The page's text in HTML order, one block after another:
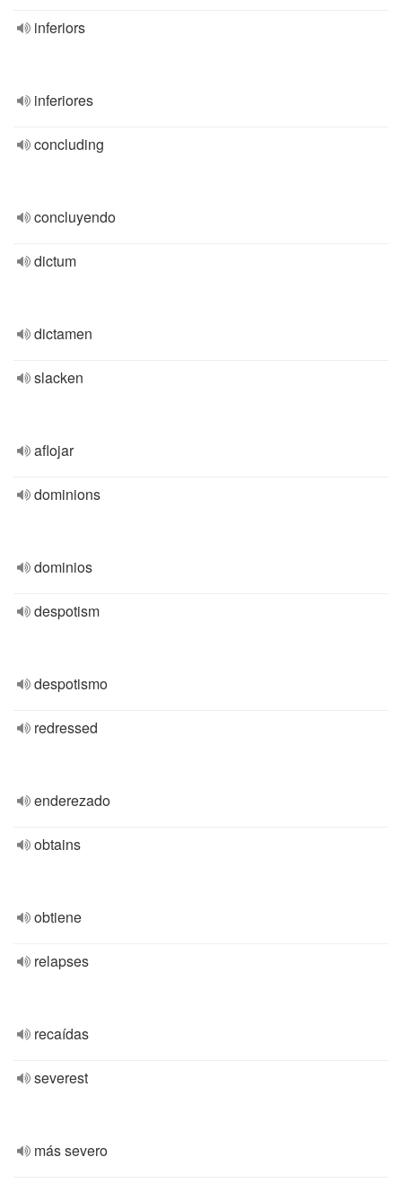
inferiors
inferiores
concluding
concluyendo
dictum
dictamen
slacken
aflojar
dominions
dominios
despotism
despotismo
redressed
enderezado
obtains
obtiene
relapses
recaídas
severest
más severo